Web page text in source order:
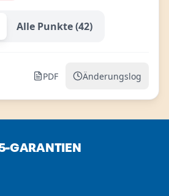
Alle Punkte(42)
PDF Änderungslog
GARANTIEN